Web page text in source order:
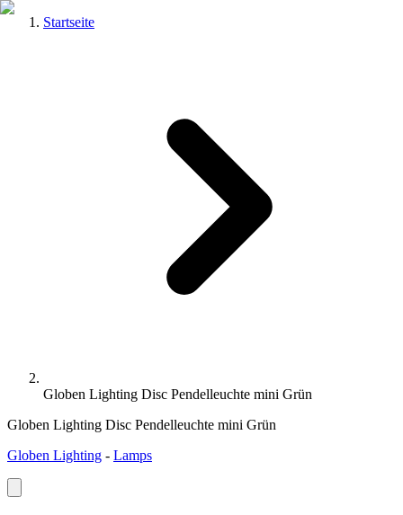
Startseite
Globen Lighting Disc Pendelleuchte mini Grün
Globen Lighting Disc Pendelleuchte mini Grün
Globen Lighting - Lamps